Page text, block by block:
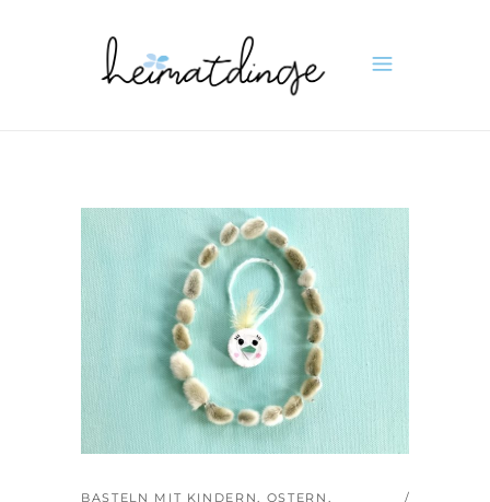
BASTELN MIT KINDERN, OSTERN ,